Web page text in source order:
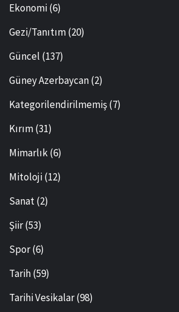
Ekonomi(6)
Gezi/Tanıtım(20)
Güncel (137)
Güney Azerbaycan(2)
Kategorilendirilmemiş(7)
Kırım(31)
Mimarlık(6)
Mitoloji(12)
Sanat(2)
Şiir(53)
Spor(6)
Tarih(59)
Tarihi Vesikalar(98)